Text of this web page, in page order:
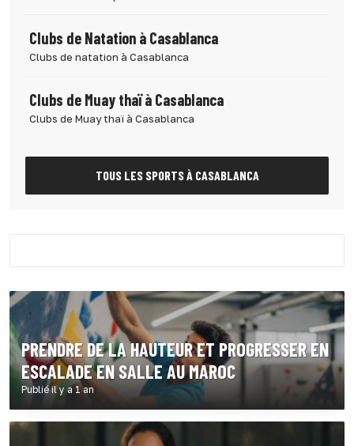
Clubs de Natation à Casablanca
Clubs de natation à Casablanca
Clubs de Muay thaï à Casablanca
Clubs de Muay thaï à Casablanca
TOUS LES SPORTS À CASABLANCA
PRENDRE DE LA HAUTEUR ET PROGRESSER EN
ESCALADE EN SALLE AU MAROC
Publié il y a 1 an